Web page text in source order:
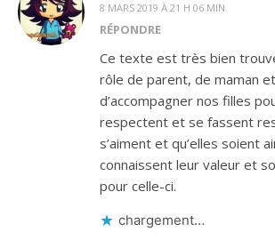
8 MARS 2019 À 21 H 06 MIN
RÉPONDRE
Ce texte est très bien
rôle de parent, de maman
d’accompagner nos filles
respectent et se fassent
s’aiment et qu’elles soient
connaissent leur valeur et
pour celle-ci.
chargement…